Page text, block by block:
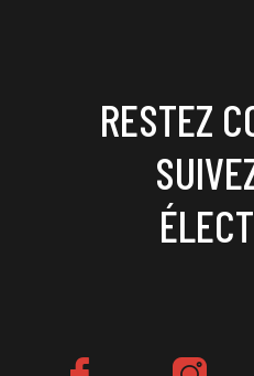
RESTEZ